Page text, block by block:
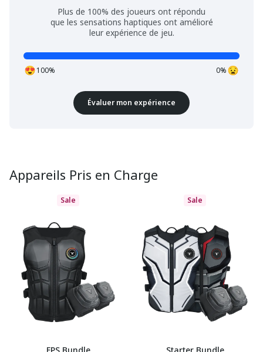
Plus de 100% des joueurs ont répondu
que les sensations haptiques ont amélioré
leur expérience de jeu.
100% 0%
Évaluer mon expérience
Appareils Pris en Charge
Sale Sale